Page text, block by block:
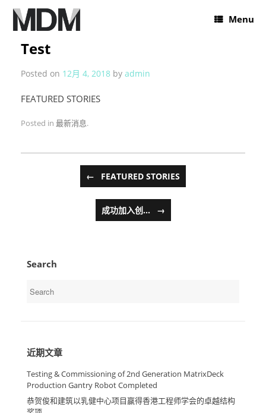
Menu
Test
Posted on 12月 4, 2018 by admin
FEATURED STORIES
Posted in 最新消息.
Post navigation
← FEATURED STORIES
成功加入创… →
Search
for:
近期文章
Testing & Commissioning of 2nd Generation MatrixDeck
Production Gantry Robot Completed
恭贺俊和建筑以乳健中心项目赢得香港工程师学会的卓越结构